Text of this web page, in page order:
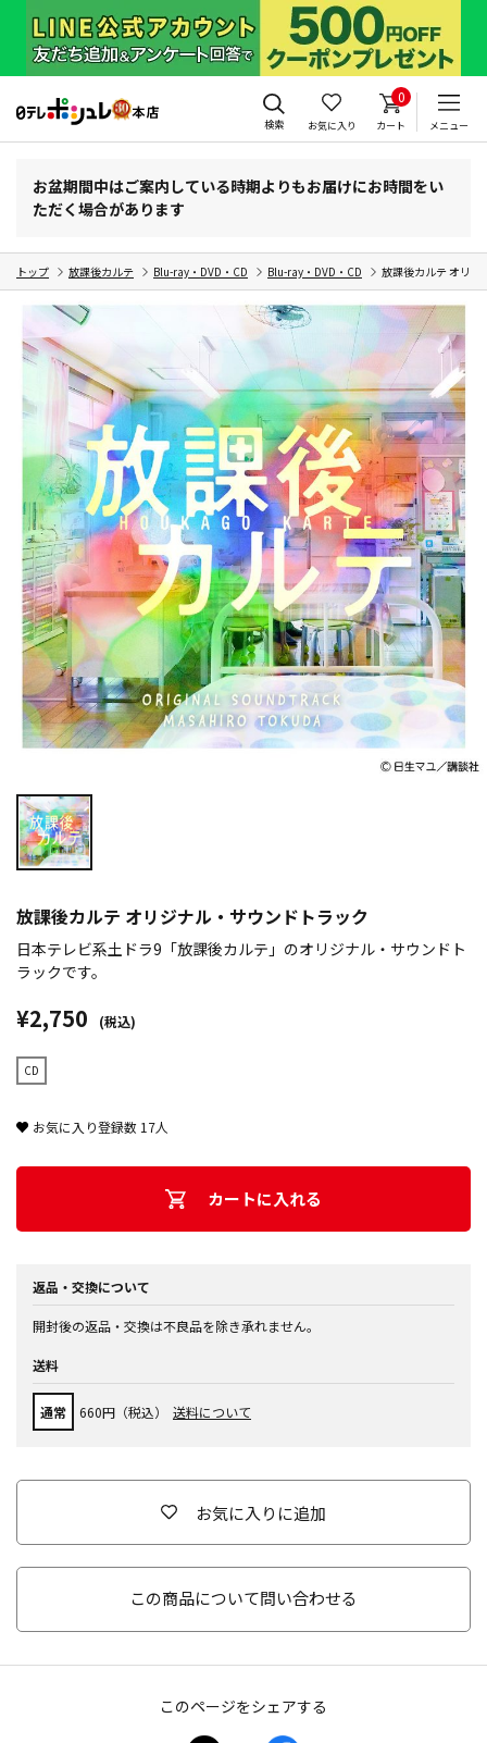
検索 お気に入り
0
カート メニュー
お盆期間中はご案内している時期よりもお届けにお時間をい
ただく場合があります
トップ 放課後カルテ Blu-ray・DVD・CD Blu-ray・DVD・CD 放課後カルテ オリジ
放課後カルテ オリジナル・サウンドトラック
日本テレビ系土ドラ9「放課後カルテ」のオリジナル・サウンドト
ラックです。
¥2,750 (税込)
CD
お気に入り登録数 17人
カートに入れる
返品・交換について
開封後の返品・交換は不良品を除き承れません。
送料
通常 660円（税込） 送料について
お気に入りに追加
この商品について問い合わせる
このページをシェアする